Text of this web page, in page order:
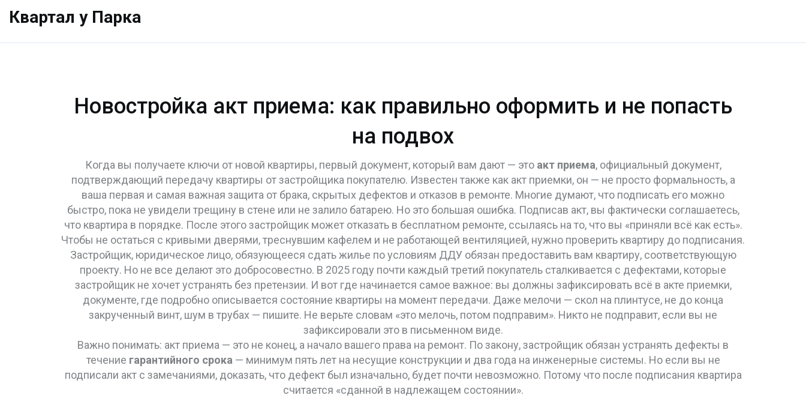
Квартал у Парка
Новостройка акт приема: как правильно оформить и не попасть
на подвох
Когда вы получаете ключи от новой квартиры, первый документ, который вам дают — это акт приема, официальный документ,
подтверждающий передачу квартиры от застройщика покупателю. Известен также как акт приемки, он — не просто формальность, а
ваша первая и самая важная защита от брака, скрытых дефектов и отказов в ремонте. Многие думают, что подписать его можно
быстро, пока не увидели трещину в стене или не залило батарею. Но это большая ошибка. Подписав акт, вы фактически соглашаетесь,
что квартира в порядке. После этого застройщик может отказать в бесплатном ремонте, ссылаясь на то, что вы «приняли всё как есть».
Чтобы не остаться с кривыми дверями, треснувшим кафелем и не работающей вентиляцией, нужно проверить квартиру до подписания.
Застройщик, юридическое лицо, обязующееся сдать жилье по условиям ДДУобязан предоставить вам квартиру, соответствующую
проекту. Но не все делают это добросовестно. В 2025 году почти каждый третий покупатель сталкивается с дефектами, которые
застройщик не хочет устранять без претензии. И вот где начинается самое важное: вы должны зафиксировать всё в акте приемки,
документе, где подробно описывается состояние квартиры на момент передачи. Даже мелочи — скол на плинтусе, не до конца
закрученный винт, шум в трубах — пишите. Не верьте словам «это мелочь, потом подправим». Никто не подправит, если вы не
зафиксировали это в письменном виде.
Важно понимать: акт приема — это не конец, а начало вашего права на ремонт. По закону, застройщик обязан устранять дефекты в
течение гарантийного срока — минимум пять лет на несущие конструкции и два года на инженерные системы. Но если вы не
подписали акт с замечаниями, доказать, что дефект был изначально, будет почти невозможно. Потому что после подписания квартира
считается «сданной в надлежащем состоянии».